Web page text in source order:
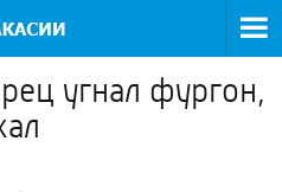
угнал фургон,